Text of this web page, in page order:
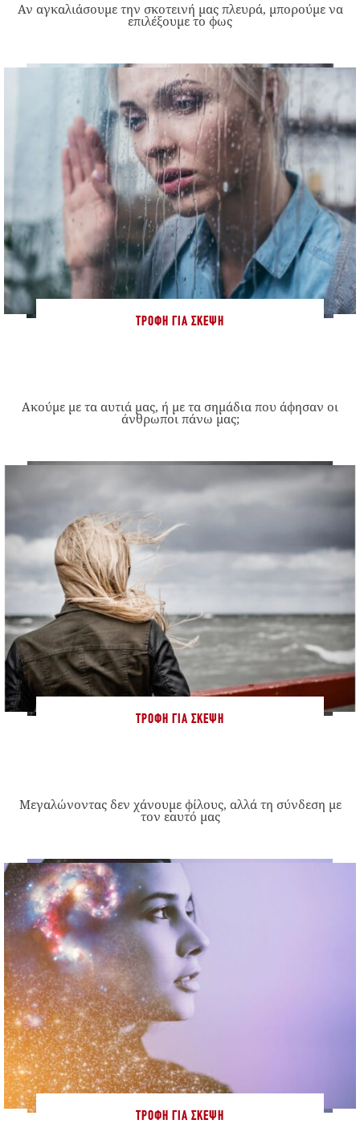
Αν αγκαλιάσουμε την σκοτεινή μας πλευρά, μπορούμε να
επιλέξουμε το φως
ΤΡΟΦΉ ΓΙΑ ΣΚΈΨΗ
Ακούμε με τα αυτιά μας, ή με τα σημάδια που άφησαν οι
άνθρωποι πάνω μας;
ΤΡΟΦΉ ΓΙΑ ΣΚΈΨΗ
Μεγαλώνοντας δεν χάνουμε φίλους, αλλά τη σύνδεση με
τον εαυτό μας
ΤΡΟΦΉ ΓΙΑ ΣΚΈΨΗ